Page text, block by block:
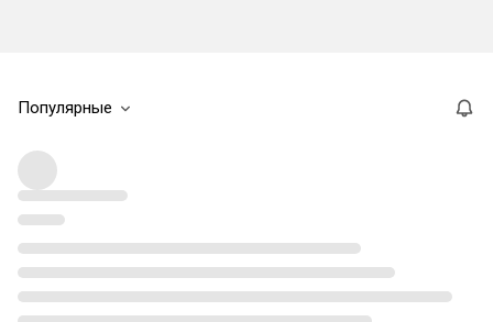
Популярные